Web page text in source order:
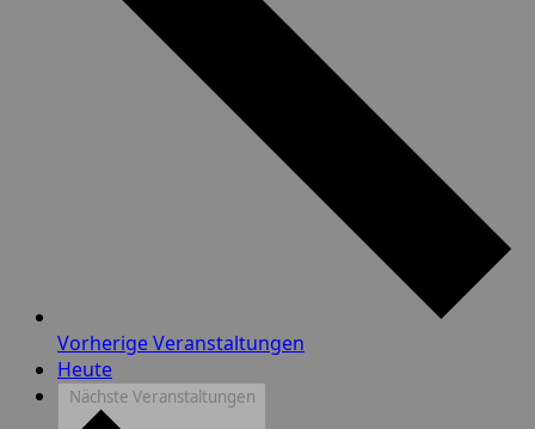
VorherigeVeranstaltungen
Heute
Nächste Veranstaltungen